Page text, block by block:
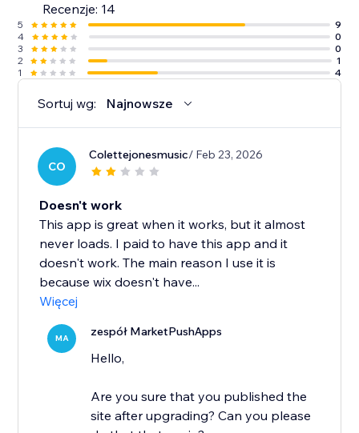
Recenzje: 14
5
9
4
0
3
0
2
1
1
4
Sortuj wg: Najnowsze
CO
Colettejonesmusic/ Feb 23, 2026
Doesn't work
This app is great when it works, but it almost
never loads. I paid to have this app and it
doesn't work. The main reason I use it is
because wix doesn't have...
Więcej
MA zespół MarketPushApps
Hello,
Are you sure that you published the
site after upgrading? Can you please